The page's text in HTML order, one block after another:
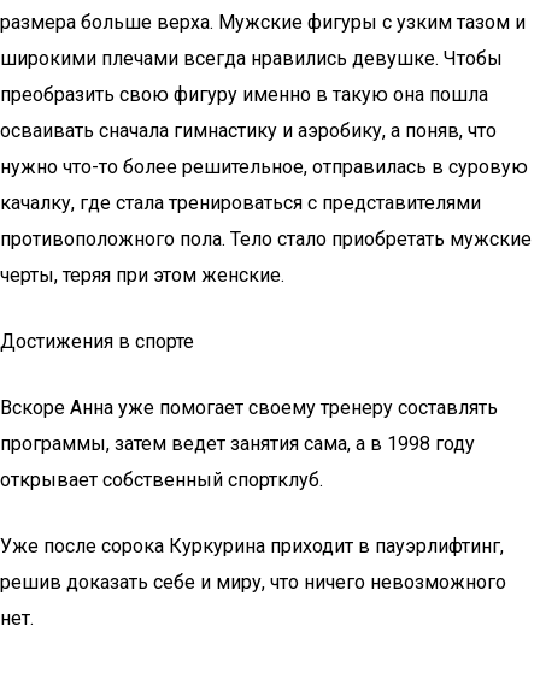
размера больше верха. Мужские фигуры с узким тазом и
широкими плечами всегда нравились девушке. Чтобы
преобразить свою фигуру именно в такую она пошла
осваивать сначала гимнастику и аэробику, а поняв, что
нужно что-то более решительное, отправилась в суровую
качалку, где стала тренироваться с представителями
противоположного пола. Тело стало приобретать мужские
черты, теряя при этом женские.
Достижения в спорте
Вскоре Анна уже помогает своему тренеру составлять
программы, затем ведет занятия сама, а в 1998 году
открывает собственный спортклуб.
Уже после сорока Куркурина приходит в пауэрлифтинг,
решив доказать себе и миру, что ничего невозможного
нет.